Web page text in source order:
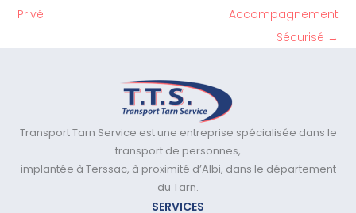
Privé
Accompagnement
Sécurisé →
Transport Tarn Service est une entreprise spécialisée dans le
transport de personnes,
implantée à Terssac, à proximité d’Albi, dans le département
du Tarn.
SERVICES